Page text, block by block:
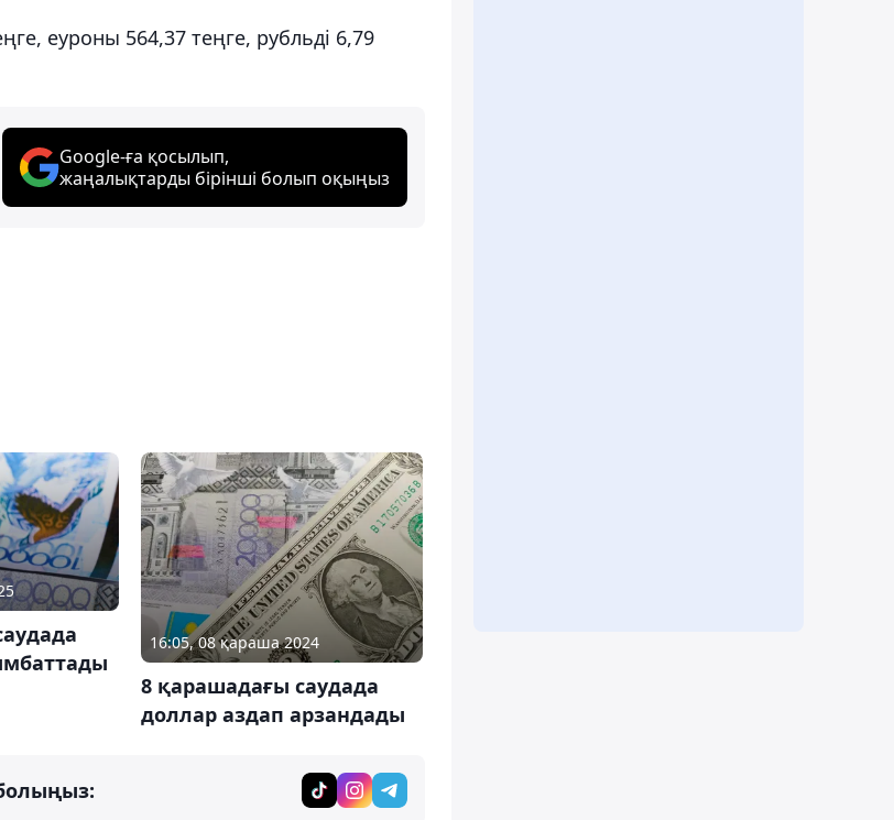
еуроны 564,37 теңге, рубльді 6,79
Google-ға қосылып,
жаңалықтарды бірінші болып оқыңыз
16:05, 08 қараша 2024
8 қарашадағы саудада
доллар аздап арзандады